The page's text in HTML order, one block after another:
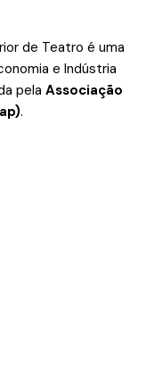
de Teatro é uma
e Indústria
pela Associação
.